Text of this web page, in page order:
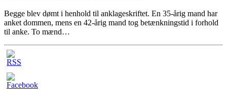
Begge blev dømt i henhold til anklageskriftet. En 35-årig mand har
anket dommen, mens en 42-årig mand tog betænkningstid i forhold
til anke. To mænd…